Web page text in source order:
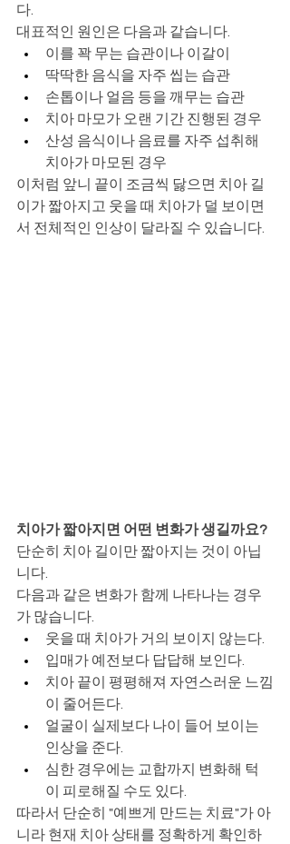
다.
대표적인 원인은 다음과 같습니다.
이를 꽉 무는 습관이나 이갈이
딱딱한 음식을 자주 씹는 습관
손톱이나 얼음 등을 깨무는 습관
치아 마모가 오랜 기간 진행된 경우
산성 음식이나 음료를 자주 섭취해
치아가 마모된 경우
이처럼 앞니 끝이 조금씩 닳으면 치아 길
이가 짧아지고 웃을 때 치아가 덜 보이면
서 전체적인 인상이 달라질 수 있습니다.
치아가 짧아지면 어떤 변화가 생길까요?
단순히 치아 길이만 짧아지는 것이 아닙
니다.
다음과 같은 변화가 함께 나타나는 경우
가 많습니다.
웃을 때 치아가 거의 보이지 않는다.
입매가 예전보다 답답해 보인다.
치아 끝이 평평해져 자연스러운 느낌
이 줄어든다.
얼굴이 실제보다 나이 들어 보이는
인상을 준다.
심한 경우에는 교합까지 변화해 턱
이 피로해질 수도 있다.
따라서 단순히 "예쁘게 만드는 치료"가 아
니라 현재 치아 상태를 정확하게 확인하